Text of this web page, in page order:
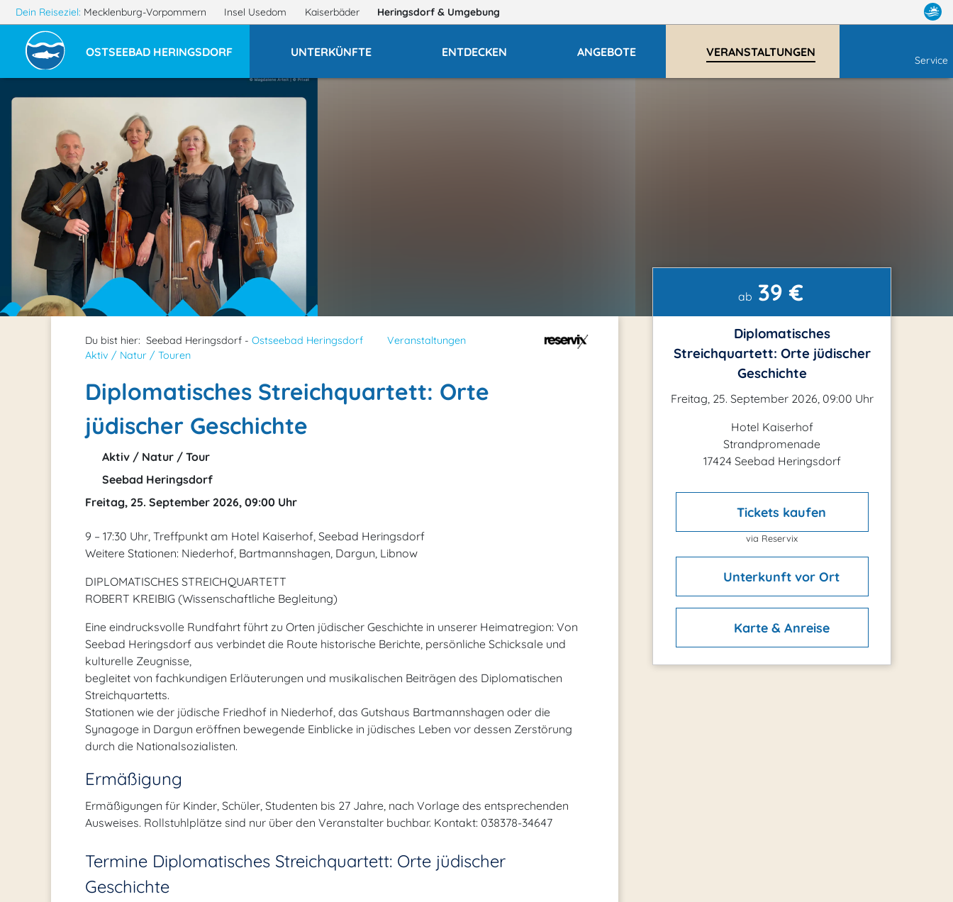
Dein Reiseziel: Mecklenburg-Vorpommern Insel Usedom Kaiserbäder Heringsdorf & Umgebung
OSTSEEBAD HERINGSDORF UNTERKÜNFTE ENTDECKEN ANGEBOTE VERANSTALTUNGEN
Service
Du bist hier: Seebad Heringsdorf - Ostseebad Heringsdorf
Veranstaltungen
Aktiv / Natur / Touren
Diplomatisches Streichquartett: Orte
jüdischer Geschichte
Aktiv / Natur / Tour
Seebad Heringsdorf
Freitag, 25. September 2026, 09:00 Uhr
9 – 17:30 Uhr, Treffpunkt am Hotel Kaiserhof, Seebad Heringsdorf
Weitere Stationen: Niederhof, Bartmannshagen, Dargun, Libnow
DIPLOMATISCHES STREICHQUARTETT
ROBERT KREIBIG (Wissenschaftliche Begleitung)
Eine eindrucksvolle Rundfahrt führt zu Orten jüdischer Geschichte in unserer Heimatregion: Von
Seebad Heringsdorf aus verbindet die Route historische Berichte, persönliche Schicksale und
kulturelle Zeugnisse,
begleitet von fachkundigen Erläuterungen und musikalischen Beiträgen des Diplomatischen
Streichquartetts.
Stationen wie der jüdische Friedhof in Niederhof, das Gutshaus Bartmannshagen oder die
Synagoge in Dargun eröffnen bewegende Einblicke in jüdisches Leben vor dessen Zerstörung
durch die Nationalsozialisten.
Ermäßigung
Ermäßigungen für Kinder, Schüler, Studenten bis 27 Jahre, nach Vorlage des entsprechenden
Ausweises. Rollstuhlplätze sind nur über den Veranstalter buchbar. Kontakt: 038378-34647
Termine Diplomatisches Streichquartett: Orte jüdischer
Geschichte
ab 39 €
Diplomatisches
Streichquartett: Orte jüdischer
Geschichte
Freitag, 25. September 2026, 09:00 Uhr
Hotel Kaiserhof
Strandpromenade
17424 Seebad Heringsdorf
Tickets kaufen
via Reservix
Unterkunft vor Ort
Karte & Anreise